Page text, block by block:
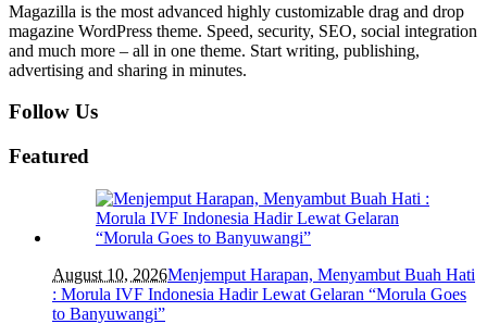
Magazilla is the most advanced highly customizable drag and drop
magazine WordPress theme. Speed, security, SEO, social integration
and much more – all in one theme. Start writing, publishing,
advertising and sharing in minutes.
Follow Us
Featured
August 10, 2026Menjemput Harapan, Menyambut Buah Hati
: Morula IVF Indonesia Hadir Lewat Gelaran “Morula Goes
to Banyuwangi”